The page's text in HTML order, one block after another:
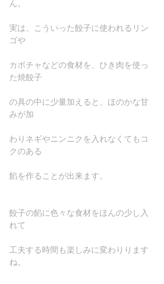
ん。
実は、こういった餃子に使われるリン
ゴや
カボチャなどの食材を、ひき肉を使っ
た焼餃子
の具の中に少量加えると、ほのかな甘
みが加
わりネギやニンニクを入れなくてもコ
クのある
餡を作ることが出来ます。
餃子の餡に色々な食材をほんの少し入
れて
工夫する時間も楽しみに変わりります
ね。